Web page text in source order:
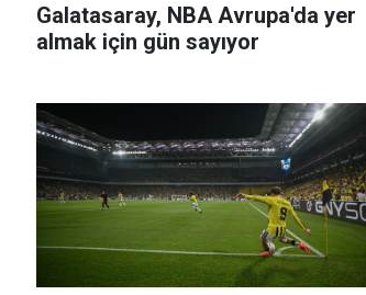
Galatasaray, NBA Avrupa'da yer
almak için gün sayıyor